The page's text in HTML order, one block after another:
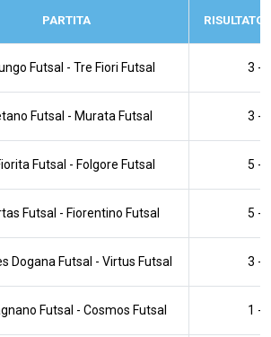
PARTITA
Futsal - Tre Fiori Futsal 3 - 2
Futsal - Murata Futsal 3 - 7
Futsal - Folgore Futsal 5 - 1
Futsal - Fiorentino Futsal 5 - 4
Dogana Futsal - Virtus Futsal 3 - 3
Futsal - Cosmos Futsal 1 - 0